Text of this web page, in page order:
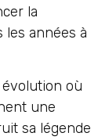
la
les années à
où
une
sa légende